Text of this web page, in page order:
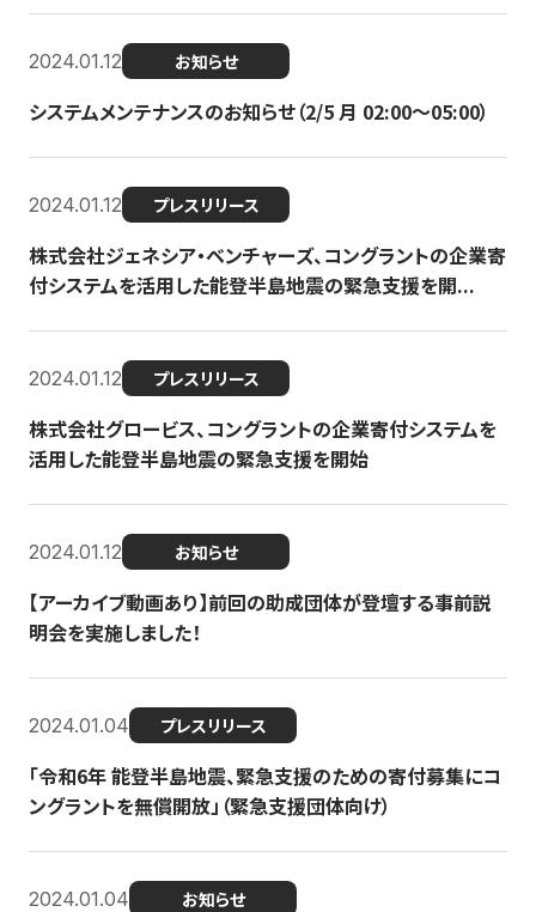
2024.01.12 お知らせ
システムメンテナンスのお知らせ（2/5 月 02:00〜05:00）
2024.01.12 プレスリリース
株式会社ジェネシア・ベンチャーズ、コングラントの企業寄
付システムを活用した能登半島地震の緊急支援を開...
2024.01.12 プレスリリース
株式会社グロービス、コングラントの企業寄付システムを
活用した能登半島地震の緊急支援を開始
2024.01.12 お知らせ
【アーカイブ動画あり】前回の助成団体が登壇する事前説
明会を実施しました！
2024.01.04 プレスリリース
「令和6年 能登半島地震、緊急支援のための寄付募集にコ
ングラントを無償開放」（緊急支援団体向け）
2024.01.04 お知らせ